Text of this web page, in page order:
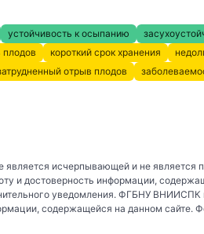
устойчивость к осыпанию
короткий срок хранения
отрыв плодов
исчерпывающей и не
и достоверность информации,
уведомления. ФГБНУ ВНИИСПК
содержащейся на данном сайте.